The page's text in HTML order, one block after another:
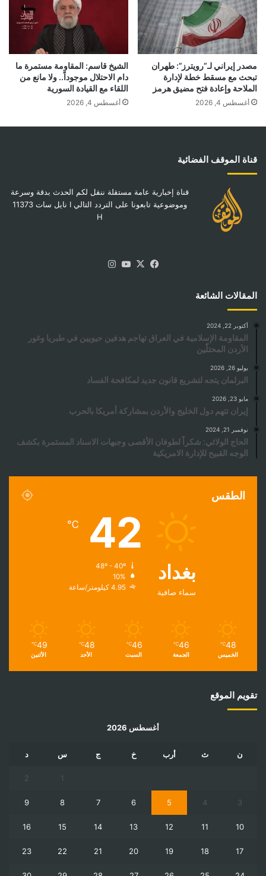
مصدر إيراني لـ”رويترز”: طهران
تبحث مع مسقط خطة لإدارة
الملاحة وإعادة فتح مضيق هرمز
أغسطس 4, 2026
الشيخ قاسم: المقاومة مستمرة ما
دام الاحتلال موجوداً.. ولا مانع من
اللقاء مع القيادة السورية
أغسطس 4, 2026
قناة الموقف الفضائية
قناة إخبارية عامة مستقلة ننقل لكم الحدث بدقة وسرعة
وموضوعية تابعونا على التردد التالي I نايل سات 11373
H
فيسبوك
‫X
‫YouTube
المقالات الشائعة
أكتوبر 22, 2024
المقاومة الإسلامية في العراق تهاجم هدفين حيويين في طبريا وغور
الأردن المحتلّين
يوليو 26, 2026
البرلمان يتجه لتشريع قانون جديد لمكافحة الفساد
مايو 23, 2026
إيران تتهم دول الخليج والأردن بمشاركة أمريكا بالحرب
نوفمبر 21, 2024
الحاج الولائي: شكراً لطوفان الأقصى وجبهات الاسناد المستمرة بكشف
الوجه القبيح للإدارة الامريكية
الطقس
بغداد
سماء صافية
42
℃
10%
4.95 كيلومتر/ساعة
48
℃
الخميس
46
℃
الجمعة
46
℃
السبت
48
℃
الأحد
49
℃
الأثنين
تقويم الموقع
أغسطس 2026
ن ث أرب خ ج س د
1
2
3
4
5
6
7
8
9
10
11
12
13
14
15
16
17
18
19
20
21
22
23